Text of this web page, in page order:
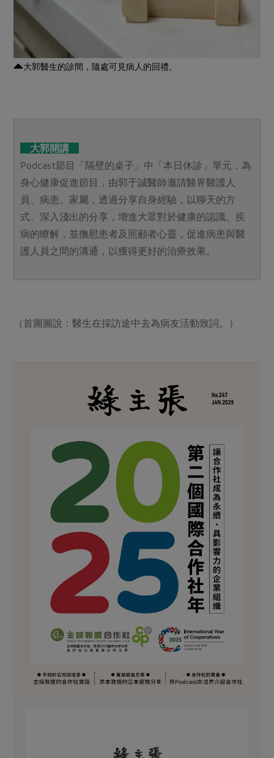
大郭醫生的診間，隨處可見病人的回禮。
大郭開講
Podcast節目「隔壁的桌子」中「本日休診」單元，為
身心健康促進節目，由郭于誠醫師邀請醫界醫護人
員、病患、家屬，透過分享自身經驗，以聊天的方
式、深入淺出的分享，增進大眾對於健康的認識、疾
病的瞭解，並撫慰患者及照顧者心靈，促進病患與醫
護人員之間的溝通，以獲得更好的治療效果。
（首圖圖說：醫生在採訪途中去為病友活動致詞。）